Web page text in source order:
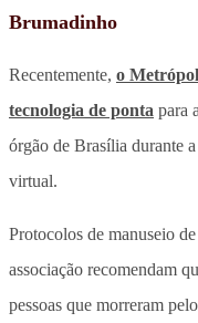
Brumadinho
Recentemente, o
tecnologia de ponta para
órgão de Brasília durante a
virtual.
Protocolos de manuseio
associação recomendam
pessoas que morreram